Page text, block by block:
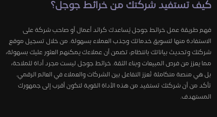
كيف تستفيد شركتك من خرائط جوجل؟
فهم طريقة عمل خرائط جوجل يُساعدك كرائد أعمال أو صاحب شركة على
الاستفادة منها لتسويق خدماتك وجذب العملاء بسهولة. من خلال تسجيل موقع
شركتك وتحديث بياناتك بانتظام، تضمن أن عملاءك يمكنهم العثور عليك بسهولة،
مما يعزز من فرص المبيعات وبناء الثقة. خرائط جوجل ليست مجرد أداة للملاحة،
بل هي منصة متكاملة تُعزز التفاعل بين الشركات والعملاء في العالم الرقمي.
تأكد من أن شركتك تستفيد من هذه الأداة القوية لتكون أقرب إلى جمهورك
المستهدف.